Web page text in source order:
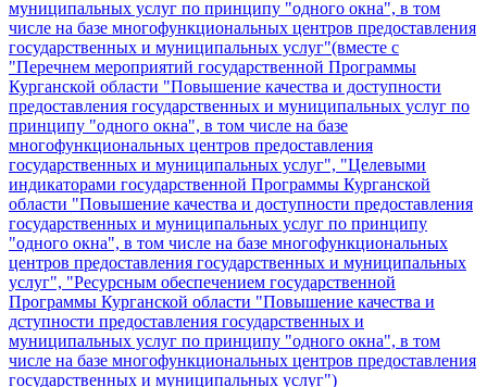
муниципальных услуг по принципу "одного окна", в том
числе на базе многофункциональных центров предоставления
государственных и муниципальных услуг"(вместе с
"Перечнем мероприятий государственной Программы
Курганской области "Повышение качества и доступности
предоставления государственных и муниципальных услуг по
принципу "одного окна", в том числе на базе
многофункциональных центров предоставления
государственных и муниципальных услуг", "Целевыми
индикаторами государственной Программы Курганской
области "Повышение качества и доступности предоставления
государственных и муниципальных услуг по принципу
"одного окна", в том числе на базе многофункциональных
центров предоставления государственных и муниципальных
услуг", "Ресурсным обеспечением государственной
Программы Курганской области "Повышение качества и
дступности предоставления государственных и
муниципальных услуг по принципу "одного окна", в том
числе на базе многофункциональных центров предоставления
государственных и муниципальных услуг")